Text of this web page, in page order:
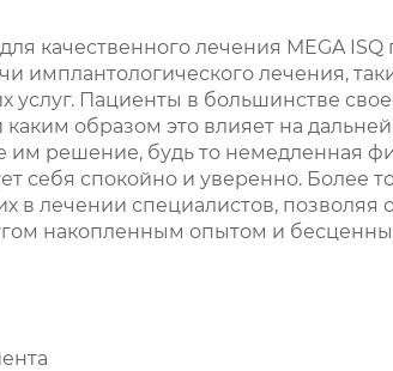
качественного лечения MEGA
имплантологического лечения,
услуг. Пациенты в большинстве
каким образом это влияет на
им решение, будь то немедленная
себя спокойно и уверенно. Более
в лечении специалистов,
накопленным опытом и